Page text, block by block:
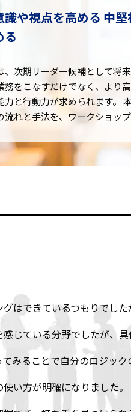
識や視点を高める 中
る
、次期リーダー候補として将
務をこなすだけでなく、より
力と行動力が求められます。
流れと手法を、ワークショッ
はできているつもりでし
じている分野でしたが、
みることで自分のロジック
い方が明確になりました。